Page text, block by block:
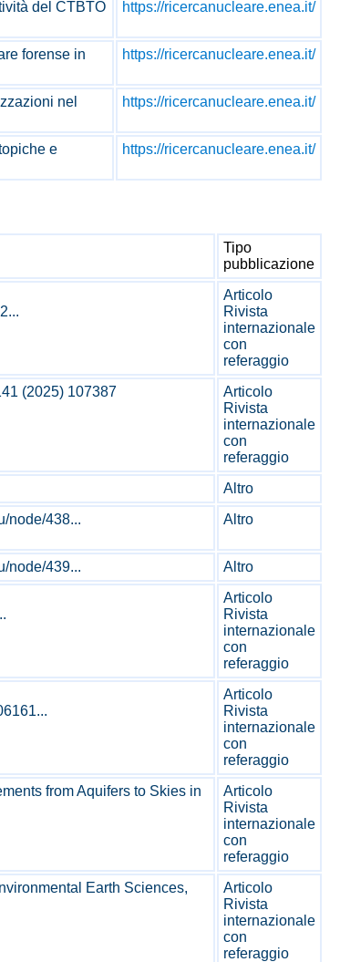
del CTBTO
https://ricercanucleare.enea.it/
forense in
https://ricercanucleare.enea.it/
nel
https://ricercanucleare.enea.it/
e
https://ricercanucleare.enea.it/
Tipo
pubblicazione
Articolo
Rivista
internazionale
con
referaggio
(2025) 107387
Articolo
Rivista
internazionale
con
referaggio
Altro
node/438... Altro
node/439...
Altro
Articolo
Rivista
internazionale
con
referaggio
Articolo
Rivista
internazionale
con
referaggio
from Aquifers to Skies in
Articolo
Rivista
internazionale
con
referaggio
Earth Sciences,
Articolo
Rivista
internazionale
con
referaggio